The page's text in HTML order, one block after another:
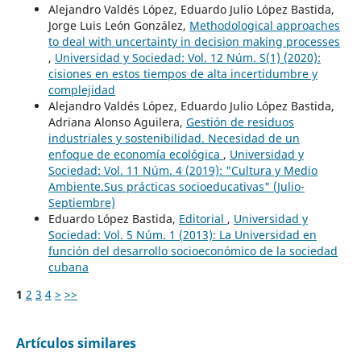
Alejandro Valdés López, Eduardo Julio López Bastida,
Jorge Luis León González, Methodological approaches
to deal with uncertainty in decision making processes
, Universidad y Sociedad: Vol. 12 Núm. S(1) (2020):
cisiones en estos tiempos de alta incertidumbre y
complejidad
Alejandro Valdés López, Eduardo Julio López Bastida,
Adriana Alonso Aguilera, Gestión de residuos
industriales y sostenibilidad. Necesidad de un
enfoque de economía ecológica , Universidad y
Sociedad: Vol. 11 Núm. 4 (2019): "Cultura y Medio
Ambiente.Sus prácticas socioeducativas" (Julio-
Septiembre)
Eduardo López Bastida, Editorial , Universidad y
Sociedad: Vol. 5 Núm. 1 (2013): La Universidad en
función del desarrollo socioeconómico de la sociedad
cubana
1 2 3 4 > >>
Artículos similares